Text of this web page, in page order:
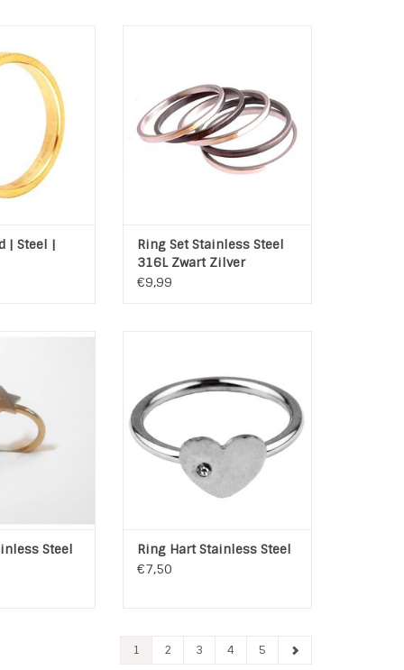
ring
4 mm
WINKELWAGEN
| Steel |
Materiaal: Stainless Steel 316L
(RVS)
Breedte per ring: 1,5 mm
TOEVOEGEN AAN WINKELWAGEN
Ring Set Stainless Steel
316L Zwart Zilver
€9,99
Goud
Ster
1,5 mm
10 mm
Steel
Materiaal: Stainless Steel (RVS)
Kleur: Zilver / Crystal
TOEVOEGEN AAN WINKELWAGEN
Ring Hart Stainless Steel
€7,50
1 2 3 4 5